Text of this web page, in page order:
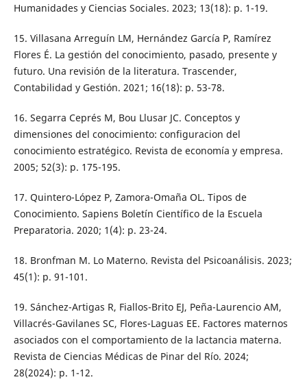
Humanidades y Ciencias Sociales. 2023; 13(18): p. 1-19.
15. Villasana Arreguín LM, Hernández García P, Ramírez
Flores É. La gestión del conocimiento, pasado, presente y
futuro. Una revisión de la literatura. Trascender,
Contabilidad y Gestión. 2021; 16(18): p. 53-78.
16. Segarra Ceprés M, Bou Llusar JC. Conceptos y
dimensiones del conocimiento: configuracion del
conocimiento estratégico. Revista de economía y empresa.
2005; 52(3): p. 175-195.
17. Quintero-López P, Zamora-Omaña OL. Tipos de
Conocimiento. Sapiens Boletín Científico de la Escuela
Preparatoria. 2020; 1(4): p. 23-24.
18. Bronfman M. Lo Materno. Revista del Psicoanálisis. 2023;
45(1): p. 91-101.
19. Sánchez-Artigas R, Fiallos-Brito EJ, Peña-Laurencio AM,
Villacrés-Gavilanes SC, Flores-Laguas EE. Factores maternos
asociados con el comportamiento de la lactancia materna.
Revista de Ciencias Médicas de Pinar del Río. 2024;
28(2024): p. 1-12.